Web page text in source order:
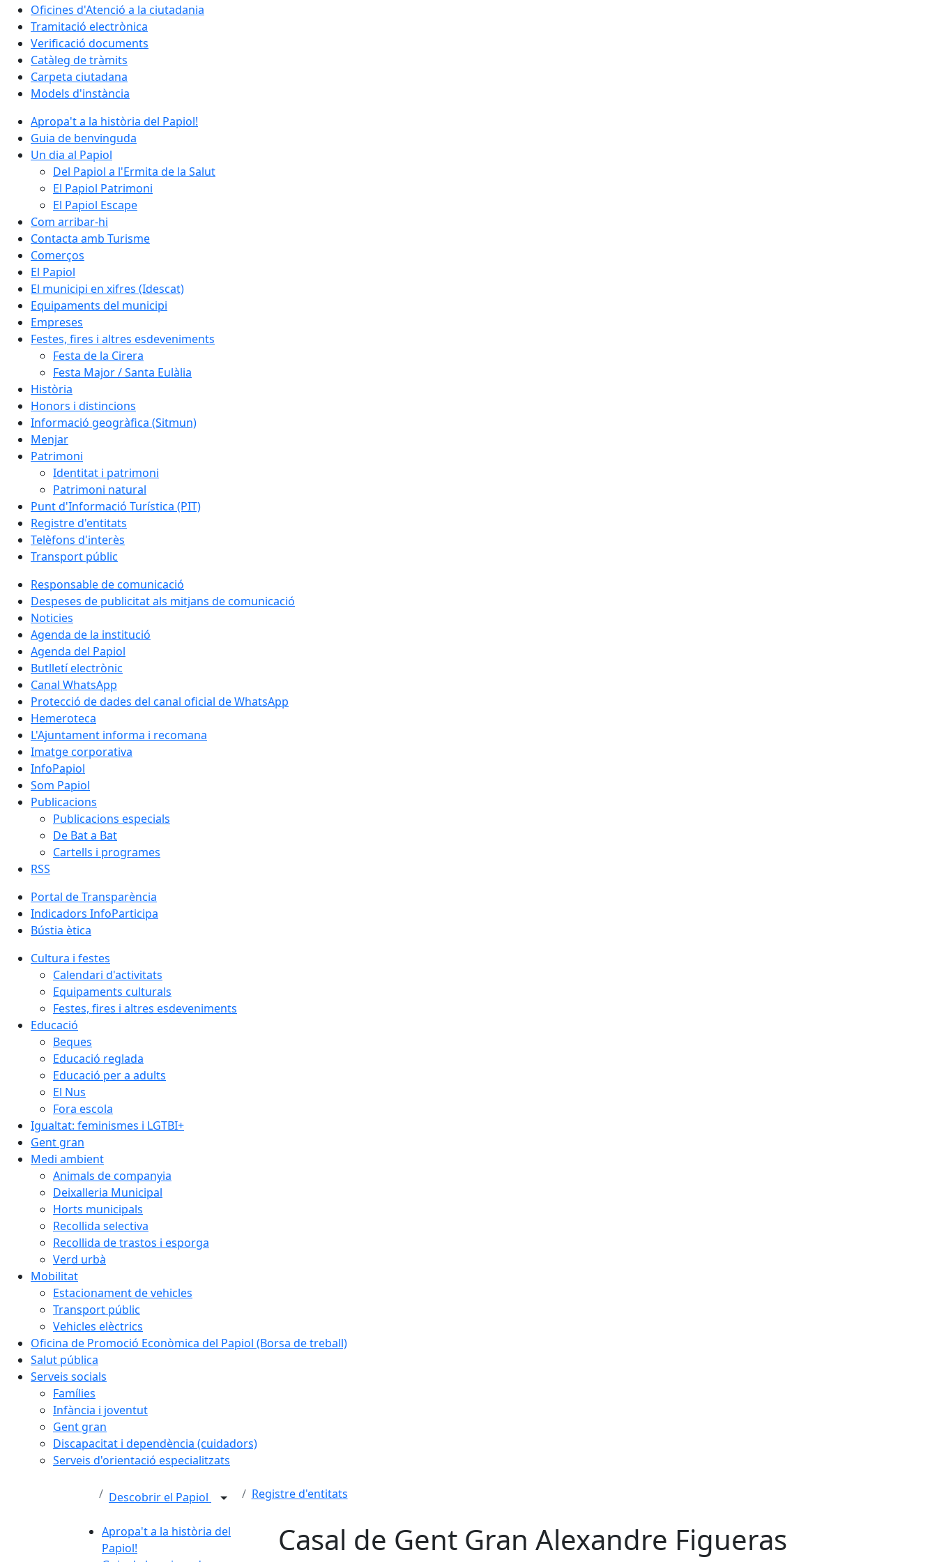
Oficines d'Atenció a la ciutadania
Tramitació electrònica
Verificació documents
Catàleg de tràmits
Carpeta ciutadana
Models d'instància
Apropa't a la història del Papiol!
Guia de benvinguda
Un dia al Papiol
Del Papiol a l'Ermita de la Salut
El Papiol Patrimoni
El Papiol Escape
Com arribar-hi
Contacta amb Turisme
Comerços
El Papiol
El municipi en xifres (Idescat)
Equipaments del municipi
Empreses
Festes, fires i altres esdeveniments
Festa de la Cirera
Festa Major / Santa Eulàlia
Història
Honors i distincions
Informació geogràfica (Sitmun)
Menjar
Patrimoni
Identitat i patrimoni
Patrimoni natural
Punt d'Informació Turística (PIT)
Registre d'entitats
Telèfons d'interès
Transport públic
Responsable de comunicació
Despeses de publicitat als mitjans de comunicació
Noticies
Agenda de la institució
Agenda del Papiol
Butlletí electrònic
Canal WhatsApp
Protecció de dades del canal oficial de WhatsApp
Hemeroteca
L'Ajuntament informa i recomana
Imatge corporativa
InfoPapiol
Som Papiol
Publicacions
Publicacions especials
De Bat a Bat
Cartells i programes
RSS
Portal de Transparència
Indicadors InfoParticipa
Bústia ètica
Cultura i festes
Calendari d'activitats
Equipaments culturals
Festes, fires i altres esdeveniments
Educació
Beques
Educació reglada
Educació per a adults
El Nus
Fora escola
Igualtat: feminismes i LGTBI+
Gent gran
Medi ambient
Animals de companyia
Deixalleria Municipal
Horts municipals
Recollida selectiva
Recollida de trastos i esporga
Verd urbà
Mobilitat
Estacionament de vehicles
Transport públic
Vehicles elèctrics
Oficina de Promoció Econòmica del Papiol (Borsa de treball)
Salut pública
Serveis socials
Famílies
Infància i joventut
Gent gran
Discapacitat i dependència (cuidadors)
Serveis d'orientació especialitzats
Descobrir el Papiol Registre d'entitats
Apropa't a la història del
Papiol!
Casal de Gent Gran Alexandre Figueras